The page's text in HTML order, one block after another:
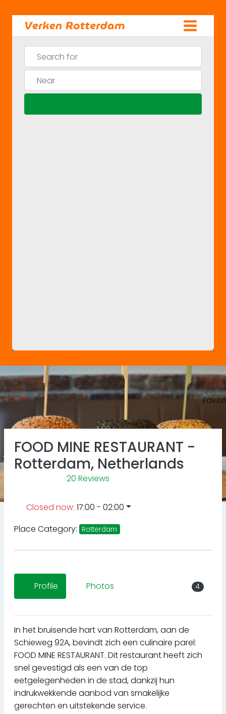
content
Search for
Near
Previous
FOOD MINE RESTAURANT -
Rotterdam, Netherlands
20 Reviews
Closed now: 17:00 - 02:00
Place Category: Rotterdam
Profile Photos 4
In het bruisende hart van Rotterdam, aan de
Schieweg 92A, bevindt zich een culinaire parel:
FOOD MINE RESTAURANT. Dit restaurant heeft zich
snel gevestigd als een van de top
eetgelegenheden in de stad, dankzij hun
indrukwekkende aanbod van smakelijke
gerechten en uitstekende service.